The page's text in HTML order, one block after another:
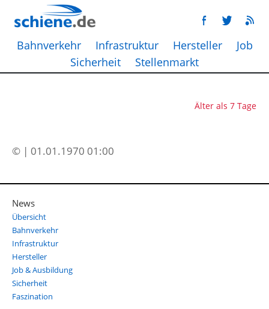
Bahnverkehr Infrastruktur Hersteller
Job
Sicherheit
Stellenmarkt
Älter als 7 Tage
© | 01.01.1970 01:00
News
Übersicht
Bahnverkehr
Infrastruktur
Hersteller
Job & Ausbildung
Sicherheit
Faszination